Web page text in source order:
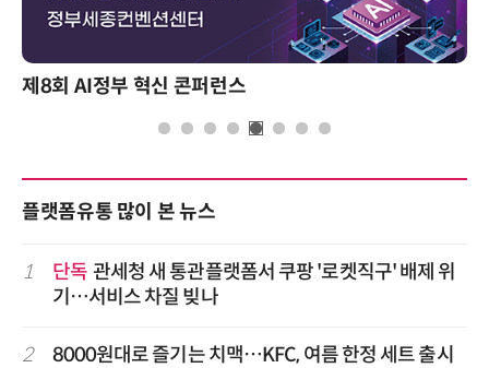
성과를 만드는 AI 에이전트 운영 전략 및 사례
플랫폼유통 많이 본 뉴스
1 단독 관세청 새 통관플랫폼서 쿠팡 '로켓직구' 배제 위
기…서비스 차질 빚나
2 8000원대로 즐기는 치맥…KFC, 여름 한정 세트 출시